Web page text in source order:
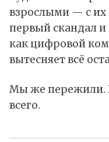
взрослыми — с их
первый скандал и
как цифровой
вытесняет всё
Мы же пережили.
всего.